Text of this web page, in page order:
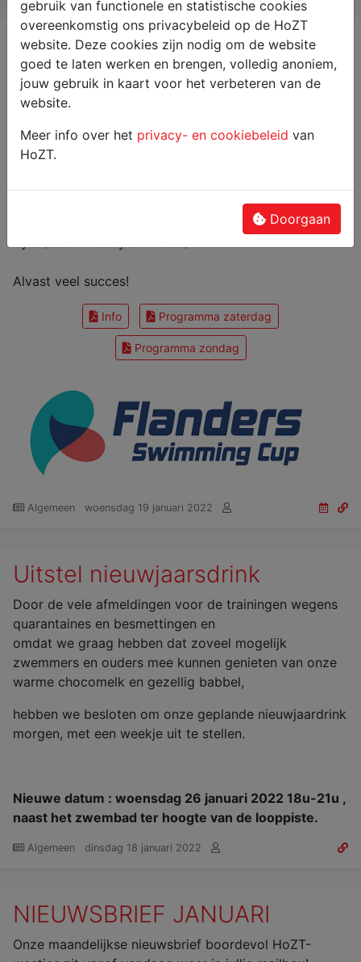
Flanders Swimming Cup
Ayla Willaert en Jil Graham plaatsten zich als eerste
zwemmers in onze clubgeschiedenis voor de Flanders
Swimming Cup, die dit weekend plaatsvindt in de
Wezenberg in Antwerpen.
Je kan hun prestaties online meevolgen via volgende
- Ayla ( 100m freestyle - 10u10 )
- Jil ( 400m freestyle 10u35 ) en
Alvast veel succes!
Info Programma zaterdag
Programma zondag
Algemeen woensdag 19 januari 2022
Uitstel nieuwjaarsdrink
Door de vele afmeldingen voor de trainingen wegens
quarantaines en besmettingen en
omdat we graag hebben dat zoveel mogelijk
zwemmers en ouders mee kunnen genieten van onze
warme chocomelk en gezellig babbel,
hebben we besloten om onze geplande nieuwjaardrink
morgen, met een weekje uit te stellen.
Nieuwe datum : woensdag 26 januari 2022 18u-21u ,
naast het zwembad ter hoogte van de looppiste.
Algemeen dinsdag 18 januari 2022
NIEUWSBRIEF JANUARI
Onze maandelijkse nieuwsbrief boordevol HoZT-
gebruik van functionele en statistische cookies
overeenkomstig ons privacybeleid op de HoZT
website. Deze cookies zijn nodig om de website
goed te laten werken en brengen, volledig anoniem,
jouw gebruik in kaart voor het verbeteren van de
website.
Meer info over het privacy- en cookiebeleid van
HoZT.
Doorgaan